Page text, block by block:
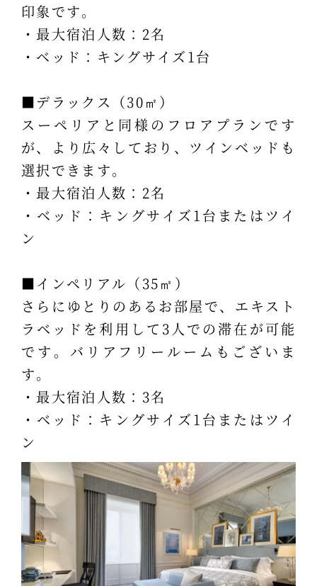
印象です。
・最大宿泊人数：2名
・ベッド：キングサイズ1台
■デラックス（30㎡）
スーペリアと同様のフロアプランです
が、より広々しており、ツインベッドも
選択できます。
・最大宿泊人数：2名
・ベッド：キングサイズ1台またはツイ
ン
■インペリアル（35㎡）
さらにゆとりのあるお部屋で、エキスト
ラベッドを利用して3人での滞在が可能
です。バリアフリールームもございま
す。
・最大宿泊人数：3名
・ベッド：キングサイズ1台またはツイ
ン